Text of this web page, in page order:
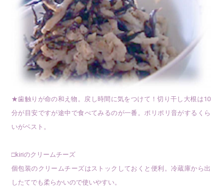
★歯触りが命の和え物。戻し時間に気をつけて！切り干し大根は10
分が目安ですが途中で食べてみるのが一番。ポリポリ音がするくら
いがベスト。
□kiriのクリームチーズ
個包装のクリームチーズはストックしておくと便利。冷蔵庫から出
したてでも柔らかいので使いやすい。